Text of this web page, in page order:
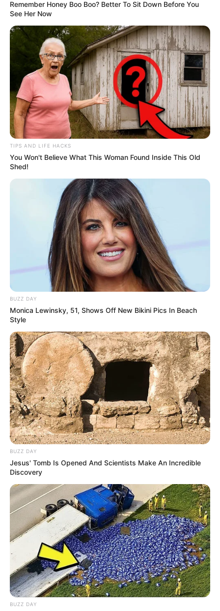
Links zu Museen, Ausstellungen und
Freilichtmuseen in und um Bad Salzdetfurth,
Almstedt, Westfeld, Sibesse, Sehlem und
Adenstedt:
Roemer- und Pelizaeus-Museum - Mit seinen
Sammlungen zur Natur- und Völkerkunde sowie zur
Kunst- und Kulturgeschichte gehört das im 19.
Jahrhundert gegründete Museum zu den
bedeutendsten kulturellen Einrichtungen in
Hildesheim. Die Ausstellung zeigt
Kunstgegenstände von Altägypten, China, Japan
Entstehung der Erde und der Entwicklung des
Menschen. Informationen unterwww.rpmuseum.de
Domäne Marienburg - Eine mittelalterliche
Burganlage in Hildesheim-Marienburg, die bei
Führungen auch von innen besichtigt werden kann.
Ursprünglich gabe es auf dem Gelände auch ein
Schulmuseum mit einem nachgebauten alten
Klassenraum aus der Zeit um 1900. Dieses kann in
den neuen Räumlichkeiten der Volkshochschule
Hildesheim besucht werden. Informationen unter
wikipedia.org/wiki/Domäne Marienburg.
Schnarch-Museum Alfeld - Wissenschaftliche und
kuriose Exponate aus mehreren Jahrhunderten, die
das Schnarchen verhindern sollen, werden in dem
Museum in Alfeld-Langenholzen gezeigt.
Informationen unter www.schnarchmuseum.de.
Wilhelm Busch Museum in Mechtshausen - In dem
kleinen Ort Mechtshausen, bei Seesen, verbrachte
der Dichter und Zeichner Wilhelm Busch die letzten
Jahre seines Lebens. Er liegt auch auf dem hiesigen
Friedhof begraben. Im alten Pfarrhaus, seinem
letzten Wohnort, wurde deshalb ein Museum
eingerichtet, in dem einige original eingerichtete
besichtigt werden können. Informationen unterwww.
wilhelm-busch-haus.de.
Bergbaumuseum Lautenthals Glück - In der
Bergstadt Lautenthal im Oberharz befindet sich ein
ehemaliges Silberbergwerk, das den Bürgern von
Lautenthal einst Reichtum und Glück bescherte. Die
Förderung wurde in den 1950er Jahren eingestellt.
Heute kann die über mehrere Jahrhunderte
ausgebeutete Grube unter sachkundiger Führung
befahren und besichtigt werden. Informationen unter
Remember Honey Boo Boo? Better To Sit Down Before You
See Her Now
TIPS AND LIFE HACKS
You Won't Believe What This Woman Found Inside This Old
Shed!
BUZZ DAY
Monica Lewinsky, 51, Shows Off New Bikini Pics In Beach
Style
BUZZ DAY
Jesus' Tomb Is Opened And Scientists Make An Incredible
Discovery
BUZZ DAY